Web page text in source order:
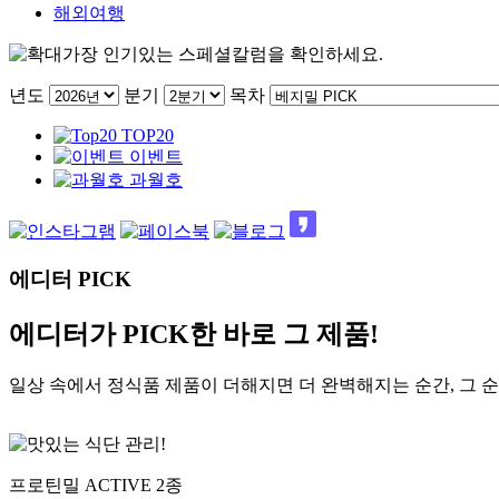
해외여행
가장 인기있는 스페셜칼럼을 확인하세요.
년도 분기 목차
TOP20
이벤트
과월호
에디터 PICK
에디터가 PICK한 바로 그 제품!
일상 속에서 정식품 제품이 더해지면 더 완벽해지는 순간, 그
프로틴밀 ACTIVE 2종